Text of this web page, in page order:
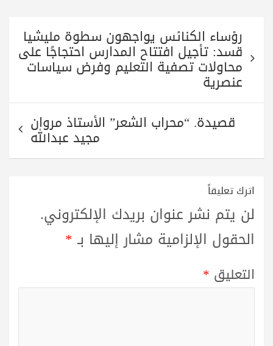
تصفّح
المقالات
رؤساء الكنائس يواجهون سطوة مليشيا
قسد: تأجيل افتتاح المدارس احتجاجًا على
محاولات تصفية التعليم وفرض سياسات
عنصرية
قصيدة. “محراب الشعر” الأستاذ مروان
مجيد عبدالله
اترك تعليقاً
لن يتم نشر عنوان بريدك الإلكتروني.
الحقول الإلزامية مشار إليها بـ*
التعليق *